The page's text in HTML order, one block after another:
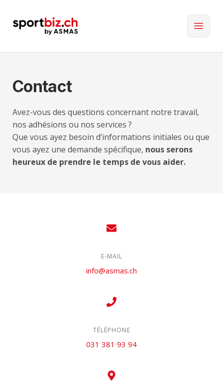
Contact
Avez-vous des questions concernant notre travail,
nos adhésions ou nos services ?
Que vous ayez besoin d’informations initiales ou que
vous ayez une demande spécifique, nous serons
heureux de prendre le temps de vous aider.
E-MAIL
info@asmas.ch
TÉLÉPHONE
031 381 93 94